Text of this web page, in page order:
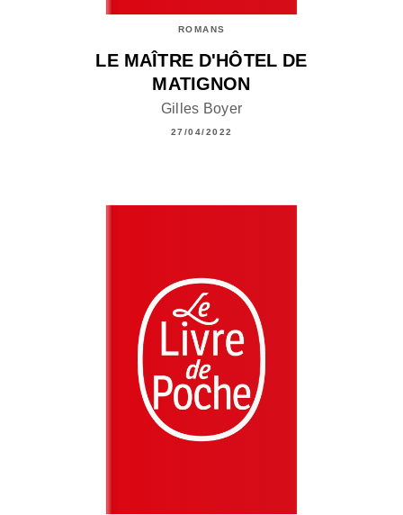
ROMANS
LE MAÎTRE D'HÔTEL DE
MATIGNON
Gilles Boyer
27/04/2022